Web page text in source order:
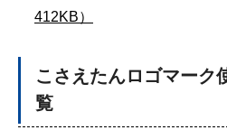
412KB）
こさえたんロゴマーク
覧